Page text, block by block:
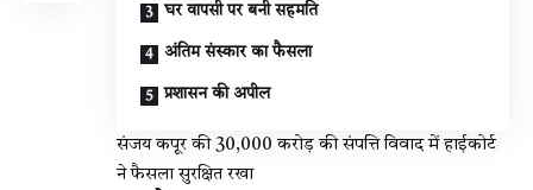
घर वापसी पर बनी सहमति
अंतिम संस्कार का फैसला
प्रशासन की अपील
संजय कपूर की 30,000 करोड़ की संपत्ति विवाद में हाईकोर्ट
ने फैसला सुरक्षित रखा